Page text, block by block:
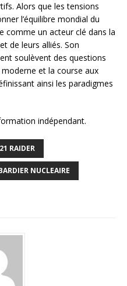
Alors que les tensions
l’équilibre mondial du
comme un acteur clé dans la
de leurs alliés. Son
soulèvent des questions
moderne et la course aux
ainsi les paradigmes
indépendant.
RAIDER
NUCLEAIRE